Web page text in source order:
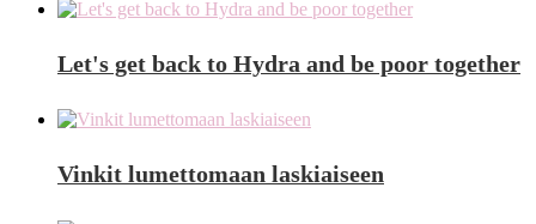
Let's get back to Hydra and be poor together
Vinkit lumettomaan laskiaiseen